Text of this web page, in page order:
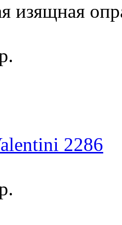
изящная
2286